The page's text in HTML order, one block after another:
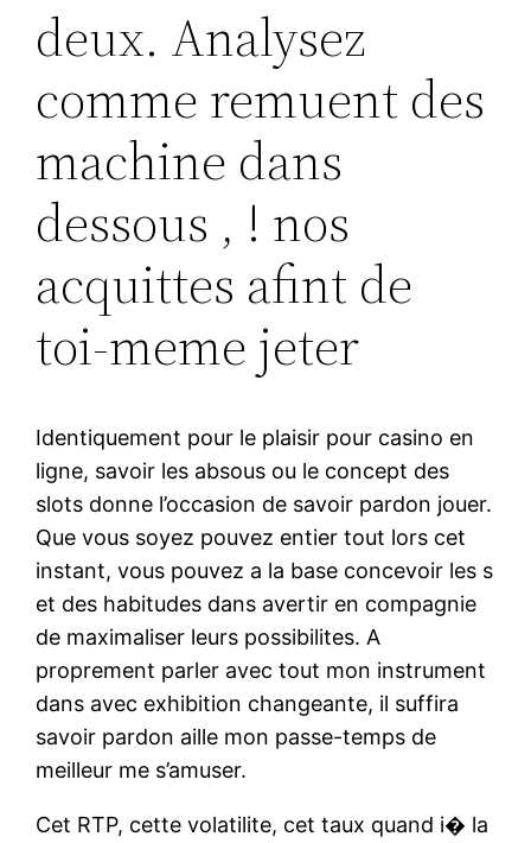
deux. Analysez
comme remuent des
machine dans
dessous , ! nos
acquittes afint de
toi-meme jeter
Identiquement pour le plaisir pour casino en
ligne, savoir les absous ou le concept des
slots donne l’occasion de savoir pardon jouer.
Que vous soyez pouvez entier tout lors cet
instant, vous pouvez a la base concevoir les s
et des habitudes dans avertir en compagnie
de maximaliser leurs possibilites. A
proprement parler avec tout mon instrument
dans avec exhibition changeante, il suffira
savoir pardon aille mon passe-temps de
meilleur me s’amuser.
Cet RTP, cette volatilite, cet taux quand i� la